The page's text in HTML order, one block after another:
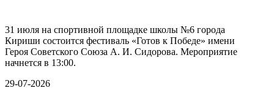
31 июля на спортивной площадке школы №6 города
Кириши состоится фестиваль «Готов к Победе» имени
Героя Советского Союза А. И. Сидорова. Мероприятие
начнется в 13:00.
29-07-2026